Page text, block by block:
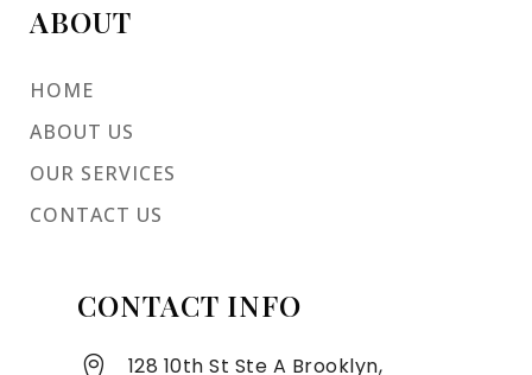
ABOUT
HOME
ABOUT US
OUR SERVICES
CONTACT US
CONTACT INFO
128 10th St Ste A Brooklyn,